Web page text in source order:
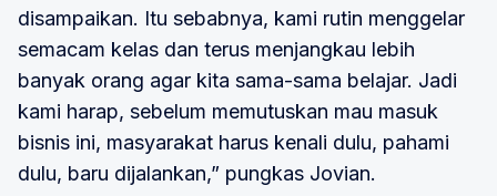
disampaikan. Itu sebabnya, kami rutin menggelar
semacam kelas dan terus menjangkau lebih
banyak orang agar kita sama-sama belajar. Jadi
kami harap, sebelum memutuskan mau masuk
bisnis ini, masyarakat harus kenali dulu, pahami
dulu, baru dijalankan,” pungkas Jovian.